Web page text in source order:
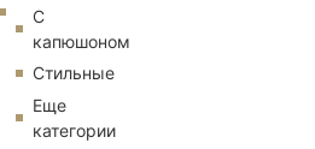
С
капюшоном
Стильные
Еще
категории